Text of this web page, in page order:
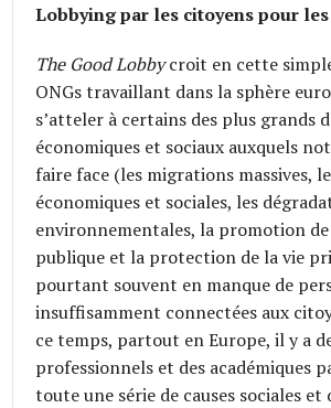
Lobbying par les citoyens pour
The Good Lobbycroit en cette
ONGs travaillant dans la sphère
s’atteler à certains des plus grands
économiques et sociaux auxquels
faire face (les migrations massives,
économiques et sociales, les
environnementales, la promotion
publique et la protection de la vie
pourtant souvent en manque de
insuffisamment connectées aux
ce temps, partout en Europe, il y a
professionnels et des académiques
toute une série de causes sociales et